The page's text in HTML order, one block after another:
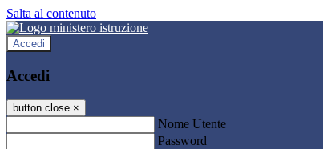
Salta al contenuto
Accedi
Accedi
button close ×
Nome Utente
Password